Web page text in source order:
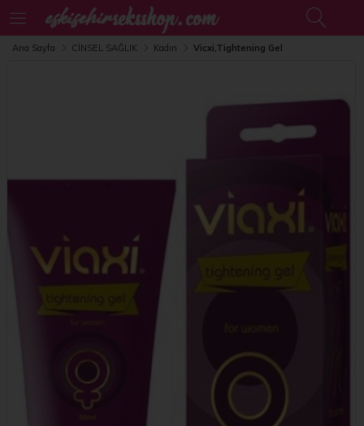
Ana Sayfa CİNSEL SAĞLIK Kadın Vicxi,Tightening Gel